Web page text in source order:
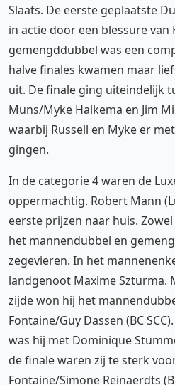
Slaats. De eerste geplaatste
in actie door een blessure van
gemengddubbel was een
halve finales kwamen maar
uit. De finale ging uiteindelijk
Muns/Myke Halkema en Jim
waarbij Russell en Myke er
gingen.
In de categorie 4 waren de
oppermachtig. Robert Mann
eerste prijzen naar huis.
het mannendubbel en
zegevieren. In het
landgenoot Maxime Szturma.
zijde won hij het
Fontaine/Guy Dassen (BC
was hij met Dominique
de finale waren zij te sterk
Fontaine/Simone Reinaerdts